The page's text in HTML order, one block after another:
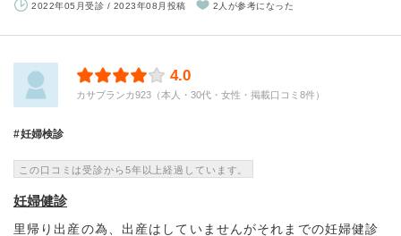
2022年05月受診 / 2023年08月投稿 2人が参考になった
4.0
カサブランカ923（本人・30代・女性・掲載口コミ8件）
妊婦検診
この口コミは受診から5年以上経過しています。
妊婦健診
里帰り出産の為、出産はしていませんがそれまでの妊婦健診